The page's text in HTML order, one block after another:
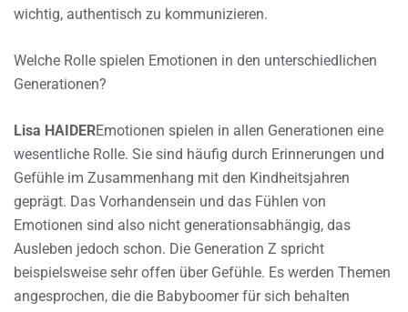
wichtig, authentisch zu kommunizieren.
Welche Rolle spielen Emotionen in den unterschiedlichen
Generationen?
Lisa HAIDEREmotionen spielen in allen Generationen eine
wesentliche Rolle. Sie sind häufig durch Erinnerungen und
Gefühle im Zusammenhang mit den Kindheitsjahren
geprägt. Das Vorhandensein und das Fühlen von
Emotionen sind also nicht generationsabhängig, das
Ausleben jedoch schon. Die Generation Z spricht
beispielsweise sehr offen über Gefühle. Es werden Themen
angesprochen, die die Babyboomer für sich behalten